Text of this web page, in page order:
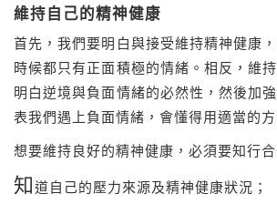
維持自己的精神健康
首先，我們要明白與接受維持精神健康
時候都只有正面積極的情緒。相反，維
明白逆境與負面情緒的必然性，然後加
表我們遇上負面情緒，會懂得用適當的方
想要維持良好的精神健康，必須要知行合
知道自己的壓力來源及精神健康狀況；